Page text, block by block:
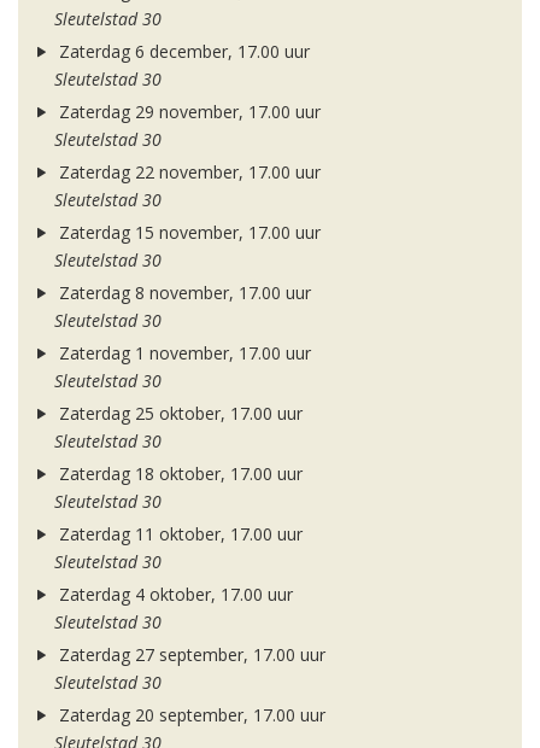
Sleutelstad 30
Zaterdag 6 december, 17.00 uur
Sleutelstad 30
Zaterdag 29 november, 17.00 uur
Sleutelstad 30
Zaterdag 22 november, 17.00 uur
Sleutelstad 30
Zaterdag 15 november, 17.00 uur
Sleutelstad 30
Zaterdag 8 november, 17.00 uur
Sleutelstad 30
Zaterdag 1 november, 17.00 uur
Sleutelstad 30
Zaterdag 25 oktober, 17.00 uur
Sleutelstad 30
Zaterdag 18 oktober, 17.00 uur
Sleutelstad 30
Zaterdag 11 oktober, 17.00 uur
Sleutelstad 30
Zaterdag 4 oktober, 17.00 uur
Sleutelstad 30
Zaterdag 27 september, 17.00 uur
Sleutelstad 30
Zaterdag 20 september, 17.00 uur
Sleutelstad 30